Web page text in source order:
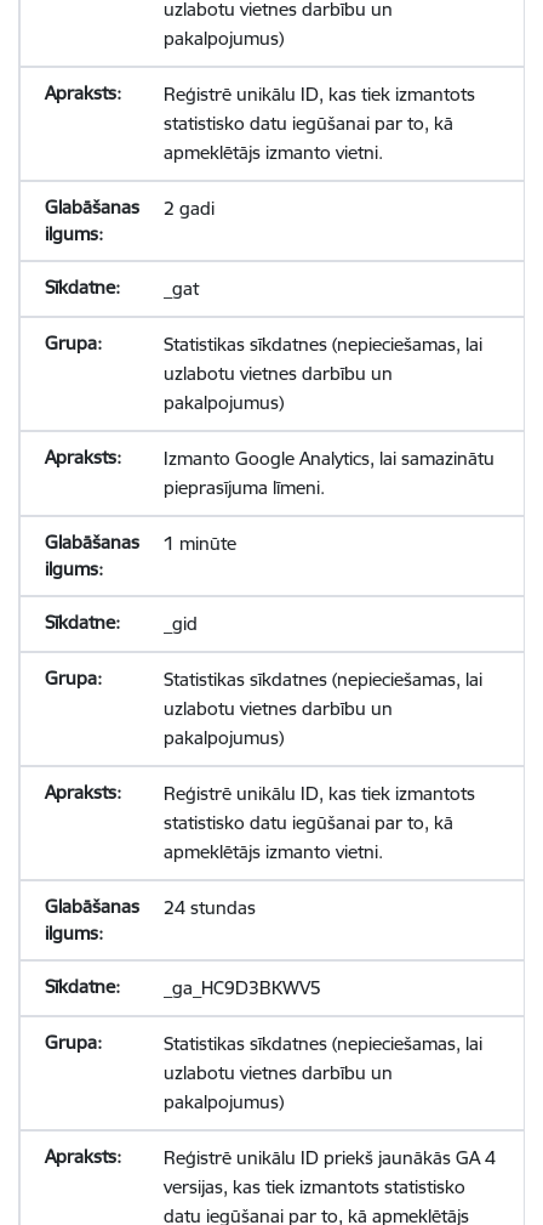
uzlabotu vietnes darbību un
pakalpojumus)
Reģistrē unikālu ID, kas tiek izmantots
statistisko datu iegūšanai par to, kā
apmeklētājs izmanto vietni.
2 gadi
_gat
Statistikas sīkdatnes (nepieciešamas, lai
uzlabotu vietnes darbību un
pakalpojumus)
Izmanto Google Analytics, lai samazinātu
pieprasījuma līmeni.
1 minūte
_gid
Statistikas sīkdatnes (nepieciešamas, lai
uzlabotu vietnes darbību un
pakalpojumus)
Reģistrē unikālu ID, kas tiek izmantots
statistisko datu iegūšanai par to, kā
apmeklētājs izmanto vietni.
24 stundas
_ga_HC9D3BKWV5
Statistikas sīkdatnes (nepieciešamas, lai
uzlabotu vietnes darbību un
pakalpojumus)
Reģistrē unikālu ID priekš jaunākās GA 4
versijas, kas tiek izmantots statistisko
datu iegūšanai par to, kā apmeklētājs